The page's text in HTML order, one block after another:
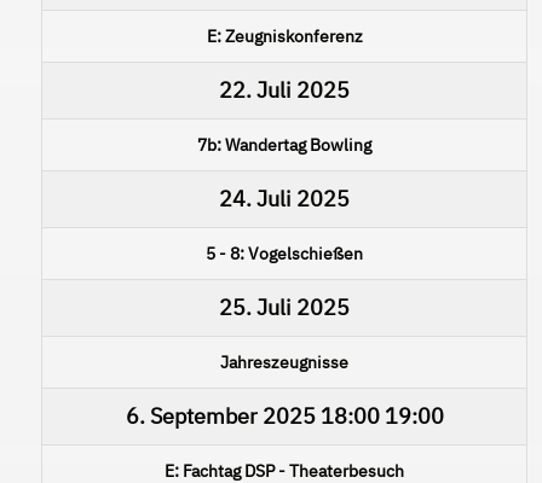
E: Zeugniskonferenz
22. Juli 2025
7b: Wandertag Bowling
24. Juli 2025
5 - 8: Vogelschießen
25. Juli 2025
Jahreszeugnisse
6. September 202518:00 19:00
E: Fachtag DSP - Theaterbesuch